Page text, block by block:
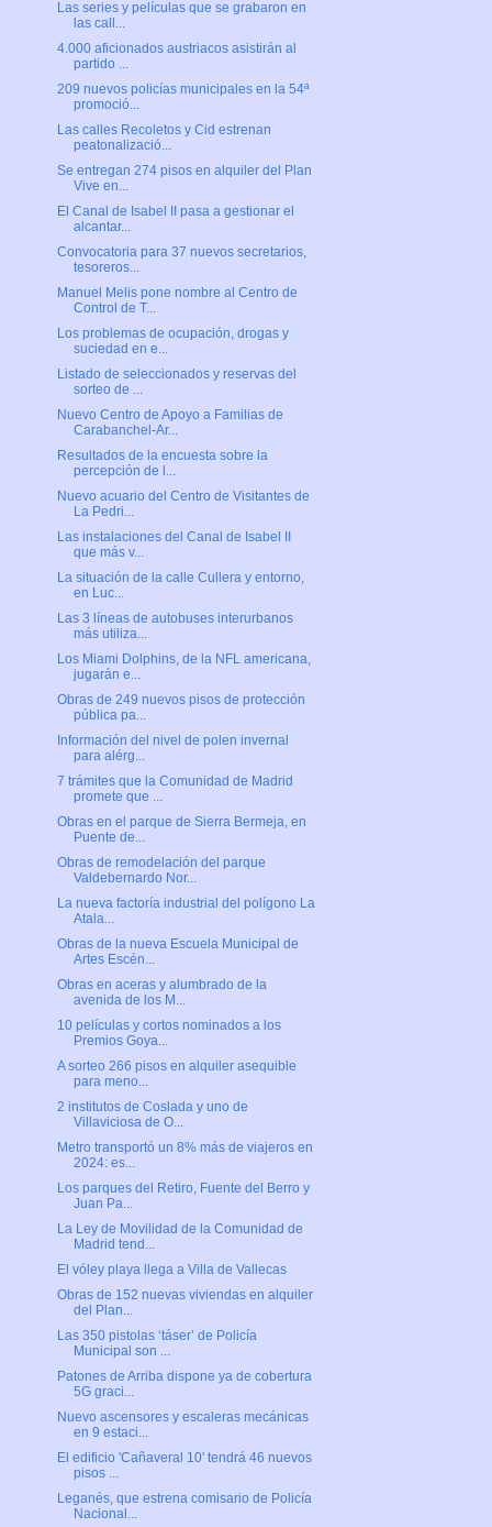
Las series y películas que se grabaron en
las call...
4.000 aficionados austriacos asistirán al
partido ...
209 nuevos policías municipales en la 54ª
promoció...
Las calles Recoletos y Cid estrenan
peatonalizació...
Se entregan 274 pisos en alquiler del Plan
Vive en...
El Canal de Isabel II pasa a gestionar el
alcantar...
Convocatoria para 37 nuevos secretarios,
tesoreros...
Manuel Melis pone nombre al Centro de
Control de T...
Los problemas de ocupación, drogas y
suciedad en e...
Listado de seleccionados y reservas del
sorteo de ...
Nuevo Centro de Apoyo a Familias de
Carabanchel-Ar...
Resultados de la encuesta sobre la
percepción de l...
Nuevo acuario del Centro de Visitantes de
La Pedri...
Las instalaciones del Canal de Isabel II
que más v...
La situación de la calle Cullera y entorno,
en Luc...
Las 3 líneas de autobuses interurbanos
más utiliza...
Los Miami Dolphins, de la NFL americana,
jugarán e...
Obras de 249 nuevos pisos de protección
pública pa...
Información del nivel de polen invernal
para alérg...
7 trámites que la Comunidad de Madrid
promete que ...
Obras en el parque de Sierra Bermeja, en
Puente de...
Obras de remodelación del parque
Valdebernardo Nor...
La nueva factoría industrial del polígono La
Atala...
Obras de la nueva Escuela Municipal de
Artes Escén...
Obras en aceras y alumbrado de la
avenida de los M...
10 películas y cortos nominados a los
Premios Goya...
A sorteo 266 pisos en alquiler asequible
para meno...
2 institutos de Coslada y uno de
Villaviciosa de O...
Metro transportó un 8% más de viajeros en
2024: es...
Los parques del Retiro, Fuente del Berro y
Juan Pa...
La Ley de Movilidad de la Comunidad de
Madrid tend...
El vóley playa llega a Villa de Vallecas
Obras de 152 nuevas viviendas en alquiler
del Plan...
Las 350 pistolas ‘táser’ de Policía
Municipal son ...
Patones de Arriba dispone ya de cobertura
5G graci...
Nuevo ascensores y escaleras mecánicas
en 9 estaci...
El edificio 'Cañaveral 10' tendrá 46 nuevos
pisos ...
Leganés, que estrena comisario de Policía
Nacional...